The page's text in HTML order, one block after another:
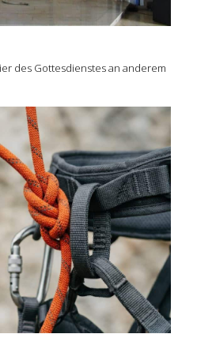
des Gottesdienstes an anderem